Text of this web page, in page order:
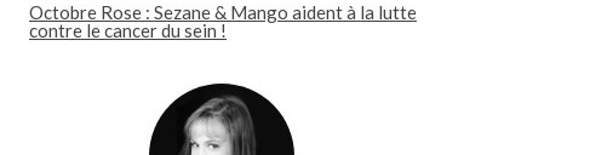
Octobre Rose : Sezane & Mango aident à la lutte
contre le cancer du sein !